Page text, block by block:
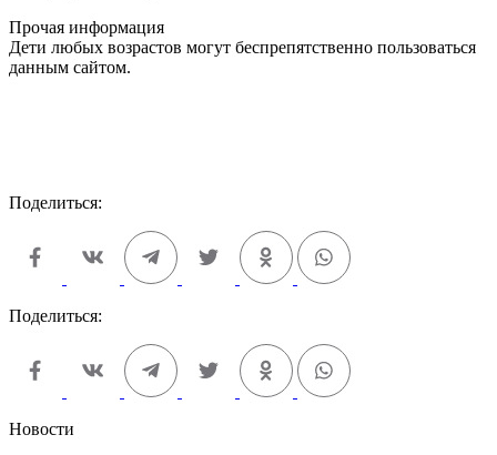
Прочая информация
Дети любых возрастов могут беспрепятственно пользоваться
данным сайтом.
Поделиться:
Поделиться:
Новости